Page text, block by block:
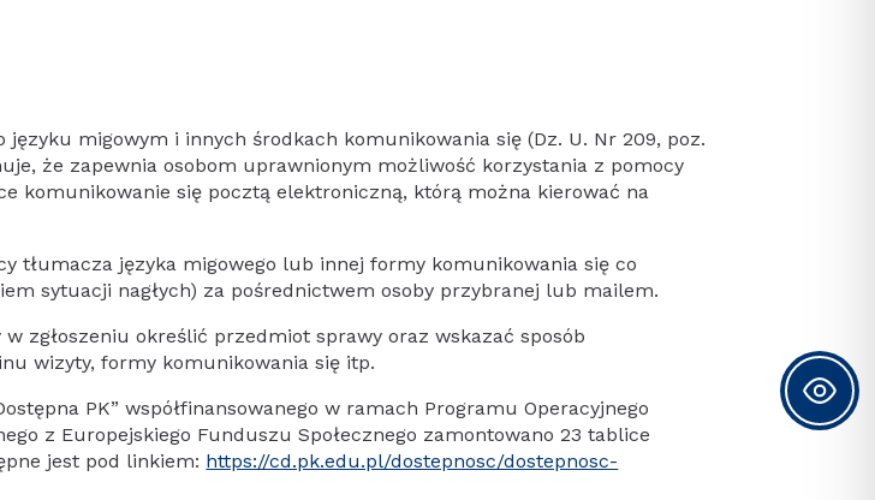
migowym i innych środkach komunikowania się (Dz. U. Nr 209, poz.
że zapewnia osobom uprawnionym możliwość korzystania z pomocy
komunikowanie się pocztą elektroniczną, którą można kierować na
tłumacza języka migowego lub innej formy komunikowania się co
sytuacji nagłych) za pośrednictwem osoby przybranej lub mailem.
zgłoszeniu określić przedmiot sprawy oraz wskazać sposób
wizyty, formy komunikowania się itp.
PK” współfinansowanego w ramach Programu Operacyjnego
z Europejskiego Funduszu Społecznego zamontowano 23 tablice
jest pod linkiem: https://cd.pk.edu.pl/dostepnosc/dostepnosc-